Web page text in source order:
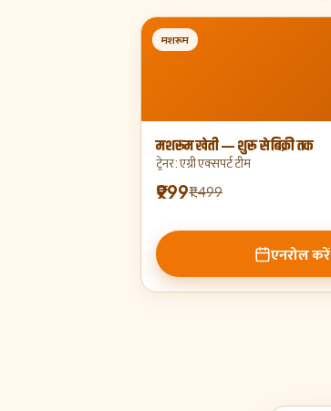
मशरूम
मशरूम खेती — शुरू से बिक्री तक
ट्रेनर:एग्री एक्सपर्ट टीम
₹999₹1,499
एनरोल करें